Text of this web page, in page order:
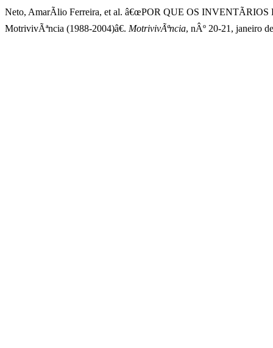
Neto, AmarÃ­lio Ferreira, et al. â€œPOR QUE OS
MotrivivÃªncia (1988-2004)â€. MotrivivÃªncia, nÂº 20-21, janeiro